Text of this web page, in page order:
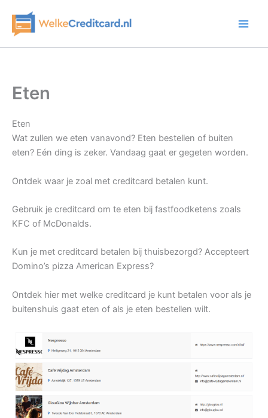
naar
inhoud
Eten
Eten
Wat zullen we eten vanavond? Eten bestellen of buiten
eten? Eén ding is zeker. Vandaag gaat er gegeten worden.
Ontdek waar je zoal met creditcard betalen kunt.
Gebruik je creditcard om te eten bij fastfoodketens zoals
KFC of McDonalds.
Kun je met creditcard betalen bij thuisbezorgd? Accepteert
Domino’s pizza American Express?
Ontdek hier met welke creditcard je kunt betalen voor als je
buitenshuis gaat eten of als je eten bestellen wilt.